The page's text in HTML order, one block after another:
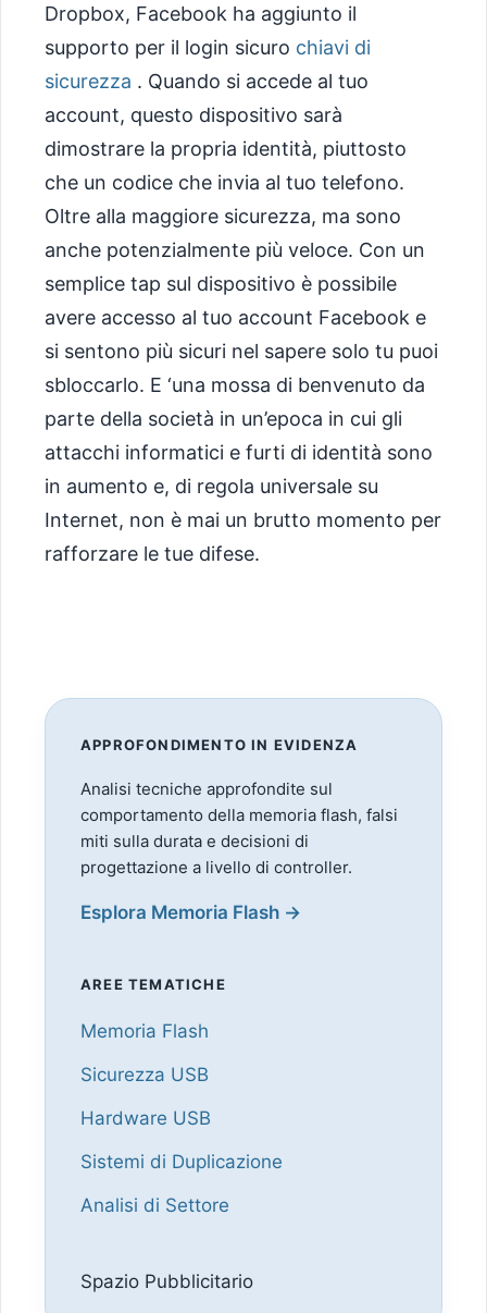
Dropbox, Facebook ha aggiunto il
supporto per il login sicuro chiavi di
sicurezza . Quando si accede al tuo
account, questo dispositivo sarà
dimostrare la propria identità, piuttosto
che un codice che invia al tuo telefono.
Oltre alla maggiore sicurezza, ma sono
anche potenzialmente più veloce. Con un
semplice tap sul dispositivo è possibile
avere accesso al tuo account Facebook e
si sentono più sicuri nel sapere solo tu puoi
sbloccarlo. E ‘una mossa di benvenuto da
parte della società in un’epoca in cui gli
attacchi informatici e furti di identità sono
in aumento e, di regola universale su
Internet, non è mai un brutto momento per
rafforzare le tue difese.
APPROFONDIMENTO IN EVIDENZA
Analisi tecniche approfondite sul
comportamento della memoria flash, falsi
miti sulla durata e decisioni di
progettazione a livello di controller.
Esplora Memoria Flash →
AREE TEMATICHE
Memoria Flash
Sicurezza USB
Hardware USB
Sistemi di Duplicazione
Analisi di Settore
Spazio Pubblicitario